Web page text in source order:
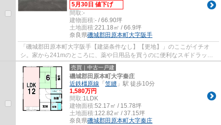
5月30日 値下げ
間取:-
建物面積:- / 66.90坪
土地面積:221.18㎡ / 66.9坪
奈良県磯城郡田原本町大字阪手
「磯城郡田原本町大字阪手【建築条件なし】【更地】」のここがイチオ
シ。家から241mのところに、薬や日用品を買うのに便利なスギドラッグ
田原本店があります。建築条件がないので、自...
売買｜中古一戸建
磯城郡田原本町大字秦庄
近鉄橿原線 「 笠縫 」駅 徒歩10分
1,580万円
間取:1LDK
建物面積:52.17㎡ / 15.78坪
土地面積:122.82㎡ / 37.15坪
奈良県磯城郡田原本町大字秦庄